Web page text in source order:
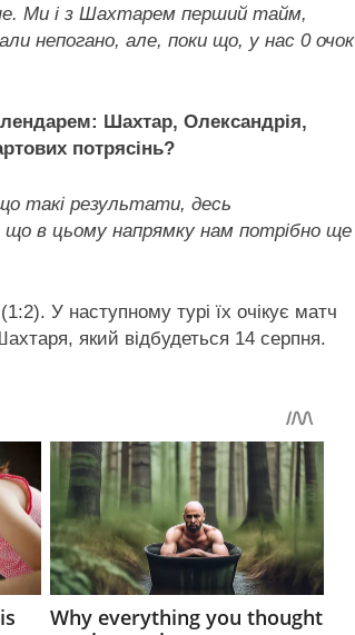
Ми і з Шахтарем перший тайм,
непогано, але, поки що, у нас 0 очок
Шахтар, Олександрія,
потрясінь?
такі результати, десь
в цьому напрямку нам потрібно ще
У наступному турі їх очікує матч
який відбудеться 14 серпня.